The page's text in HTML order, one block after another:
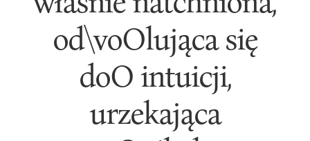
od\voOlująca się
doO intuicji,
urzekająca